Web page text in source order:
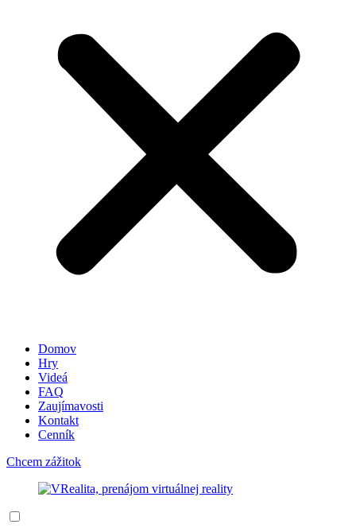
Domov
Hry
Videá
FAQ
Zaujímavosti
Kontakt
Cenník
Chcem zážitok